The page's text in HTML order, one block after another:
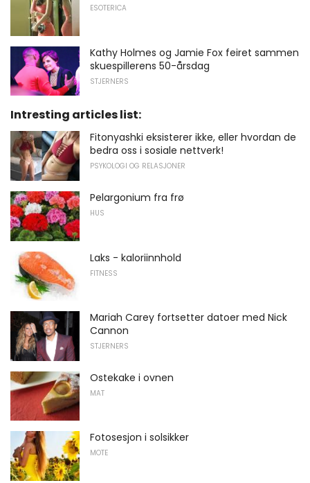
ESOTERICA
Kathy Holmes og Jamie Fox feiret sammen
skuespillerens 50-årsdag
STJERNERS
Intresting articles list:
Fitonyashki eksisterer ikke, eller hvordan de
bedra oss i sosiale nettverk!
PSYKOLOGI OG RELASJONER
Pelargonium fra frø
HUS
Laks - kaloriinnhold
FITNESS
Mariah Carey fortsetter datoer med Nick
Cannon
STJERNERS
Ostekake i ovnen
MAT
Fotosesjon i solsikker
MOTE